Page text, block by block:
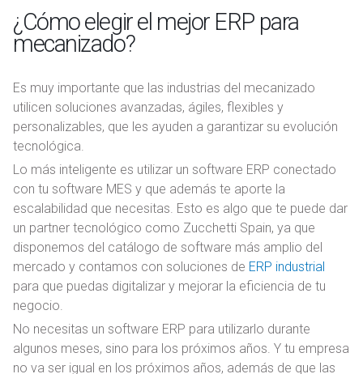
¿Cómo elegir el mejor ERP para
mecanizado?
Es muy importante que las industrias del mecanizado
utilicen soluciones avanzadas, ágiles, flexibles y
personalizables, que les ayuden a garantizar su evolución
tecnológica.
Lo más inteligente es utilizar un software ERP conectado
con tu software MES y que además te aporte la
escalabilidad que necesitas. Esto es algo que te puede dar
un partner tecnológico como Zucchetti Spain, ya que
disponemos del catálogo de software más amplio del
mercado y contamos con soluciones de ERP industrial
para que puedas digitalizar y mejorar la eficiencia de tu
negocio.
No necesitas un software ERP para utilizarlo durante
algunos meses, sino para los próximos años. Y tu empresa
no va ser igual en los próximos años, además de que las